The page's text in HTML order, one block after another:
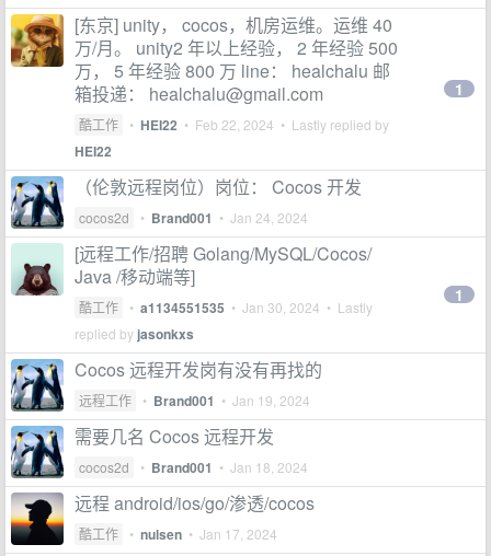
[东京] unity， cocos，机房运维。运维 40
万/月。 unity2 年以上经验， 2 年经验 500
万， 5 年经验 800 万 line： healchalu 邮
箱投递： healchalu@gmail.com
酷工作 • HEI22 • Feb 22, 2024 • Lastly replied by
HEI22
1
（伦敦远程岗位）岗位： Cocos 开发
cocos2d • Brand001 • Jan 24, 2024
[远程工作/招聘 Golang/MySQL/Cocos/
Java /移动端等]
酷工作 • a1134551535 • Jan 30, 2024 • Lastly
replied by jasonkxs
1
Cocos 远程开发岗有没有再找的
远程工作 • Brand001 • Jan 19, 2024
需要几名 Cocos 远程开发
cocos2d • Brand001 • Jan 18, 2024
远程 android/ios/go/渗透/cocos
酷工作 • nulsen • Jan 17, 2024